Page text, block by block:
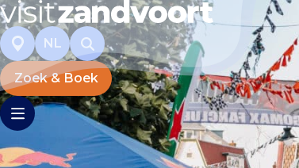
NL
Zoek & Boek